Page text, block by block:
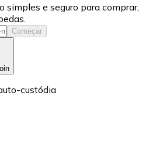
simples e seguro para comprar,
Começar
custódia